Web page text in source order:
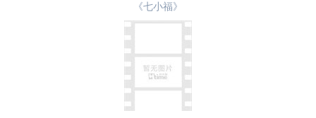
《七小福》